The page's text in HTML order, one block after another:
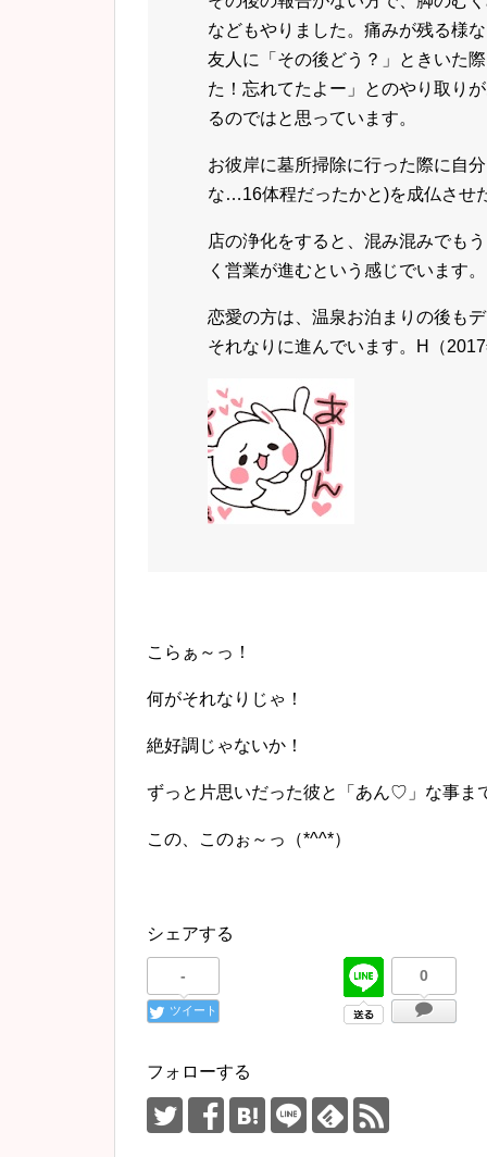
などもやりました。痛みが残る様
友人に「その後どう？」ときいた
た！忘れてたよー」とのやり取り
るのではと思っています。
お彼岸に墓所掃除に行った際に自
な…16体程だったかと)を成仏させ
店の浄化をすると、混み混みでも
く営業が進むという感じでいます。
恋愛の方は、温泉お泊まりの後も
それなりに進んでいます。H（
こらぁ～っ！
何がそれなりじゃ！
絶好調じゃないか！
ずっと片思いだった彼と「あん♡」な事ま
この、このぉ～っ（*^^*）
シェアする
-
ツイート
0
フォローする